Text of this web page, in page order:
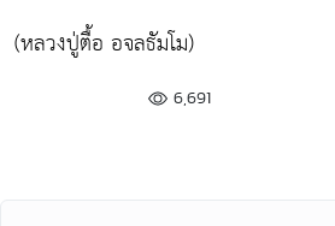
(หลวงปู่ตื้อ อจลธัมโม)
6,691